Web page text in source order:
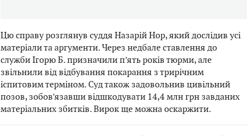
Цю справу розглянув суддя Назарій Нор, який дослідив усі
матеріали та аргументи. Через недбале ставлення до
служби Ігорю Б. призначили п’ять років тюрми, але
звільнили від відбування покарання з трирічним
іспитовим терміном. Суд також задовольнив цивільний
позов, зобов’язавши відшкодувати 14,4 млн грн завданих
матеріальних збитків. Вирок ще можна оскаржити.